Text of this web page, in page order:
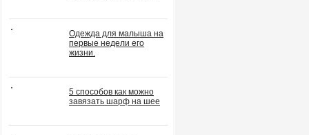
Одежда для малыша на
первые недели его
жизни.
5 способов как можно
завязать шарф на шее